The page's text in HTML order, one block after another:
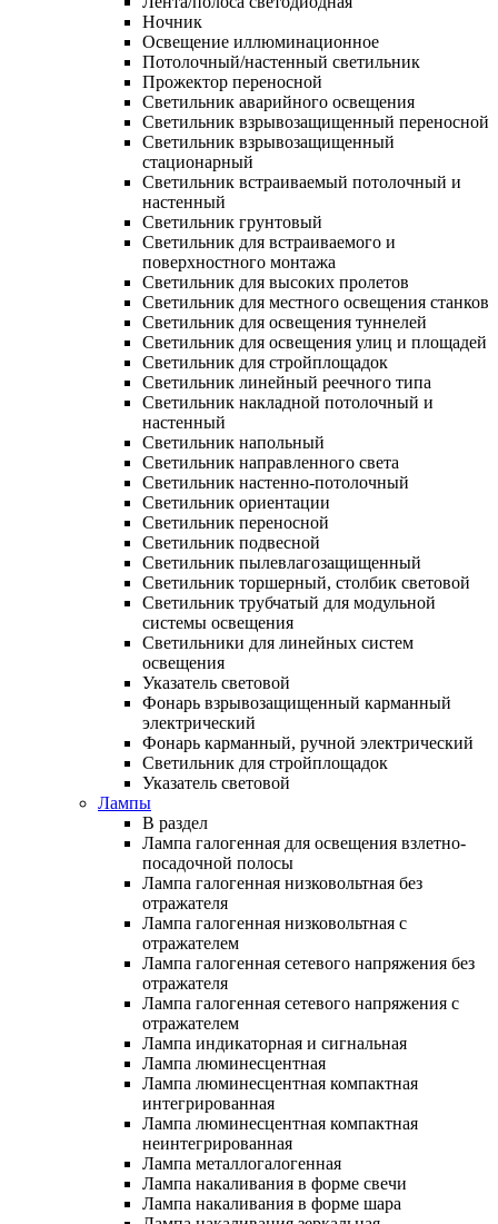
Ночник
Освещение иллюминационное
Потолочный/настенный светильник
Прожектор переносной
Светильник аварийного освещения
Светильник взрывозащищенный переносной
Светильник взрывозащищенный
стационарный
Светильник встраиваемый потолочный и
настенный
Светильник грунтовый
Светильник для встраиваемого и
поверхностного монтажа
Светильник для высоких пролетов
Светильник для местного освещения станков
Светильник для освещения туннелей
Светильник для освещения улиц и площадей
Светильник для стройплощадок
Светильник линейный реечного типа
Светильник накладной потолочный и
настенный
Светильник напольный
Светильник направленного света
Светильник настенно-потолочный
Светильник ориентации
Светильник переносной
Светильник подвесной
Светильник пылевлагозащищенный
Светильник торшерный, столбик световой
Светильник трубчатый для модульной
системы освещения
Светильники для линейных систем
освещения
Указатель световой
Фонарь взрывозащищенный карманный
электрический
Фонарь карманный, ручной электрический
Светильник для стройплощадок
Указатель световой
Лампы
В раздел
Лампа галогенная для освещения взлетно-
посадочной полосы
Лампа галогенная низковольтная без
отражателя
Лампа галогенная низковольтная с
отражателем
Лампа галогенная сетевого напряжения без
отражателя
Лампа галогенная сетевого напряжения с
отражателем
Лампа индикаторная и сигнальная
Лампа люминесцентная
Лампа люминесцентная компактная
интегрированная
Лампа люминесцентная компактная
неинтегрированная
Лампа металлогалогенная
Лампа накаливания в форме свечи
Лампа накаливания в форме шара